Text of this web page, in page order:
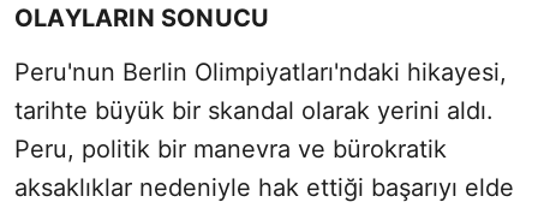
OLAYLARIN SONUCU
Peru'nun Berlin Olimpiyatları'ndaki hikayesi,
tarihte büyük bir skandal olarak yerini aldı.
Peru, politik bir manevra ve bürokratik
aksaklıklar nedeniyle hak ettiği başarıyı elde